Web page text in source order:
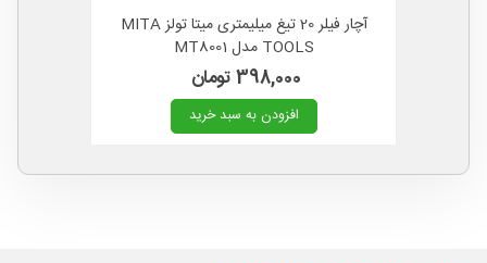
آچار فیلر 20 تیغ میلیمتری میتا تولز MITA
TOOLS مدل MT8001
398,000 تومان
افزودن به سبد خرید